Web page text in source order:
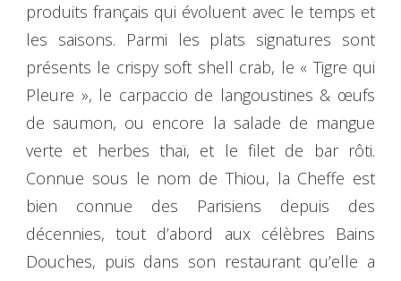
produits français qui évoluent avec le temps et
les saisons. Parmi les plats signatures sont
présents le crispy soft shell crab, le « Tigre qui
Pleure », le carpaccio de langoustines & œufs
de saumon, ou encore la salade de mangue
verte et herbes thaï, et le filet de bar rôti.
Connue sous le nom de Thiou, la Cheffe est
bien connue des Parisiens depuis des
décennies, tout d’abord aux célèbres Bains
Douches, puis dans son restaurant qu’elle a